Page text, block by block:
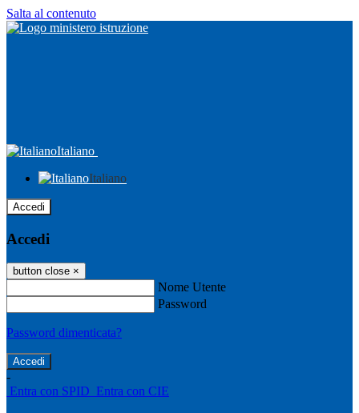
Salta al contenuto
Italiano
Italiano
Accedi
Accedi
button close ×
Nome Utente
Password
Password dimenticata?
-
Entra con SPID Entra con CIE